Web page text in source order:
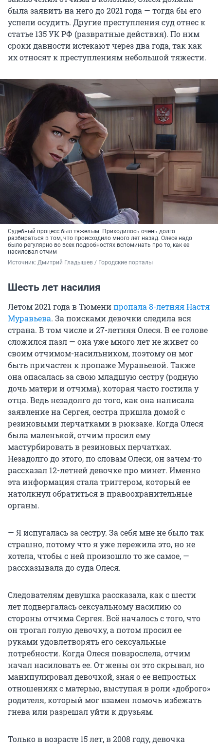
была заявить на него до 2021 года — тогда бы его
успели осудить. Другие преступления суд отнес к
статье 135 УК РФ (развратные действия). По ним
сроки давности истекают через два года, так как
их относят к преступлениям небольшой тяжести.
Судебный процесс был тяжелым. Приходилось очень долго
разбираться в том, что происходило много лет назад. Олесе надо
было регулярно во всех подробностях вспоминать про то, как ее
насиловал отчим
Источник: Дмитрий Гладышев / Городские порталы
Шесть лет насилия
Летом 2021 года в Тюменипропала 8-летняя Настя
Муравьева. За поисками девочки следила вся
страна. В том числе и 27-летняя Олеся. В ее голове
сложился пазл — она уже много лет не живет со
своим отчимом-насильником, поэтому он мог
быть причастен к пропаже Муравьевой. Также
она опасалась за свою младшую сестру (родную
дочь матери и отчима), которая часто гостила у
отца. Ведь незадолго до того, как она написала
заявление на Сергея, сестра пришла домой с
резиновыми перчатками в рюкзаке. Когда Олеся
была маленькой, отчим просил ему
мастурбировать в резиновых перчатках.
Незадолго до этого, по словам Олеси, он зачем-то
рассказал 12-летней девочке про минет. Именно
эта информация стала триггером, который ее
натолкнул обратиться в правоохранительные
органы.
— Я испугалась за сестру. За себя мне не было так
страшно, потому что я уже пережила это, но не
хотела, чтобы с ней произошло то же самое, —
рассказывала до суда Олеся.
Следователям девушка рассказала, как с шести
лет подвергалась сексуальному насилию со
стороны отчима Сергея. Всё началось с того, что
он трогал голую девочку, а потом просил ее
руками удовлетворять его сексуальные
потребности. Когда Олеся повзрослела, отчим
начал насиловать ее. От жены он это скрывал, но
манипулировал девочкой, зная о ее непростых
отношениях с матерью, выступая в роли «доброго»
родителя, который мог взамен помочь избежать
гнева или разрешал уйти к друзьям.
Только в возрасте 15 лет, в 2008 году, девочка